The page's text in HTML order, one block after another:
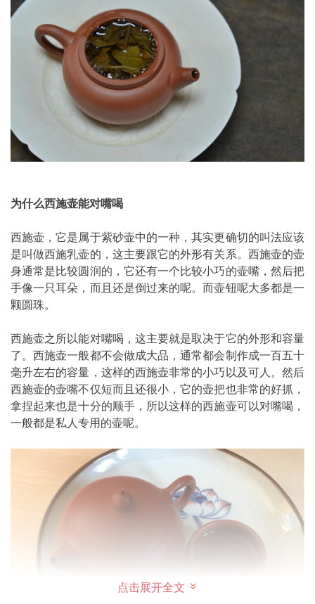
为什么西施壶能对嘴喝
西施壶，它是属于紫砂壶中的一种，其实更确切的叫法应该
是叫做西施乳壶的，这主要跟它的外形有关系。西施壶的壶
身通常是比较圆润的，它还有一个比较小巧的壶嘴，然后把
手像一只耳朵，而且还是倒过来的呢。而壶钮呢大多都是一
颗圆珠。
西施壶之所以能对嘴喝，这主要就是取决于它的外形和容量
了。西施壶一般都不会做成大品，通常都会制作成一百五十
毫升左右的容量，这样的西施壶非常的小巧以及可人。然后
西施壶的壶嘴不仅短而且还很小，它的壶把也非常的好抓，
拿捏起来也是十分的顺手，所以这样的西施壶可以对嘴喝，
一般都是私人专用的壶呢。
点击展开全文